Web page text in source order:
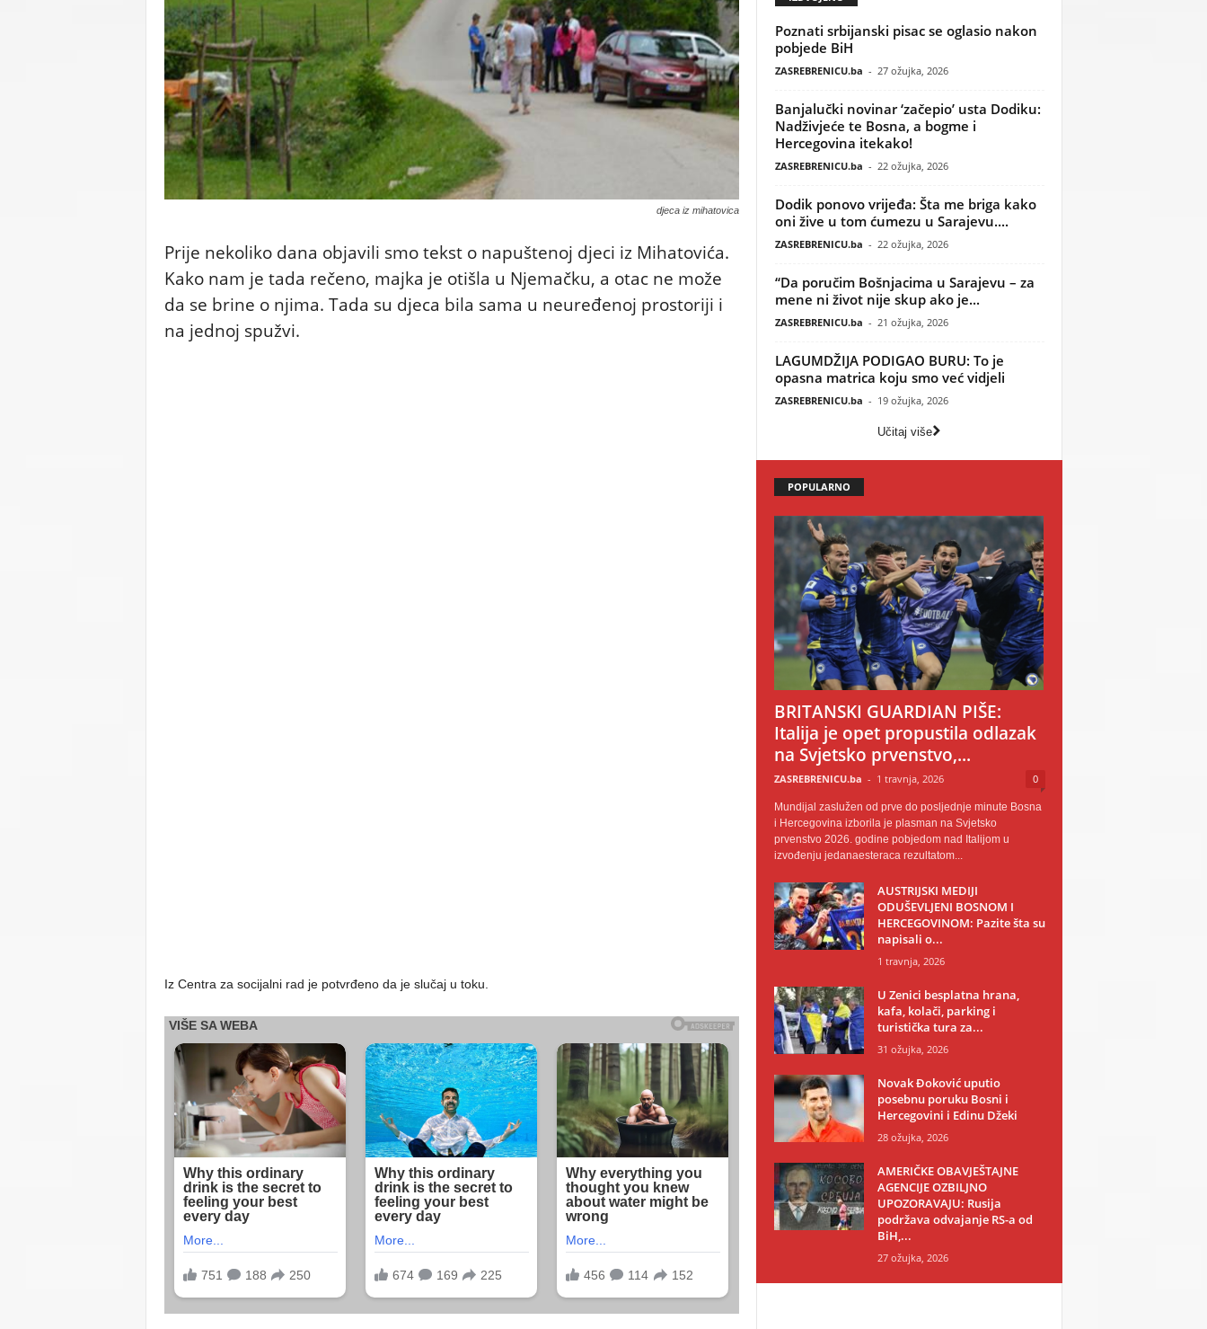
C
U
djeca iz mihatovica
Prije nekoliko dana objavili smo tekst o napuštenoj djeci iz Mihatovića.
Kako nam je tada rečeno, majka je otišla u Njemačku, a otac ne može
da se brine o njima. Tada su djeca bila sama u neuređenoj prostoriji i
na jednoj spužvi.
Iz Centra za socijalni rad je potvrđeno da je slučaj u toku.
Poznati srbijanski pisac se oglasio nakon
pobjede BiH
ZASREBRENICU.ba - 27 ožujka, 2026
Banjalučki novinar ‘začepio’ usta Dodiku:
Nadživjeće te Bosna, a bogme i
Hercegovina itekako!
ZASREBRENICU.ba - 22 ožujka, 2026
Dodik ponovo vrijeđa: Šta me briga kako
oni žive u tom ćumezu u Sarajevu....
ZASREBRENICU.ba - 22 ožujka, 2026
“Da poručim Bošnjacima u Sarajevu – za
mene ni život nije skup ako je...
ZASREBRENICU.ba - 21 ožujka, 2026
LAGUMDŽIJA PODIGAO BURU: To je
opasna matrica koju smo već vidjeli
ZASREBRENICU.ba - 19 ožujka, 2026
Učitaj više
POPULARNO
BRITANSKI GUARDIAN PIŠE:
Italija je opet propustila odlazak
na Svjetsko prvenstvo,...
ZASREBRENICU.ba - 1 travnja, 2026 0
Mundijal zaslužen od prve do posljednje minute Bosna
i Hercegovina izborila je plasman na Svjetsko
prvenstvo 2026. godine pobjedom nad Italijom u
izvođenju jedanaesteraca rezultatom...
AUSTRIJSKI MEDIJI
ODUŠEVLJENI BOSNOM I
HERCEGOVINOM: Pazite šta su
napisali o...
1 travnja, 2026
U Zenici besplatna hrana,
kafa, kolači, parking i
turistička tura za...
31 ožujka, 2026
Novak Đoković uputio
posebnu poruku Bosni i
Hercegovini i Edinu Džeki
28 ožujka, 2026
AMERIČKE OBAVJEŠTAJNE
AGENCIJE OZBILJNO
UPOZORAVAJU: Rusija
podržava odvajanje RS-a od
BiH,...
27 ožujka, 2026